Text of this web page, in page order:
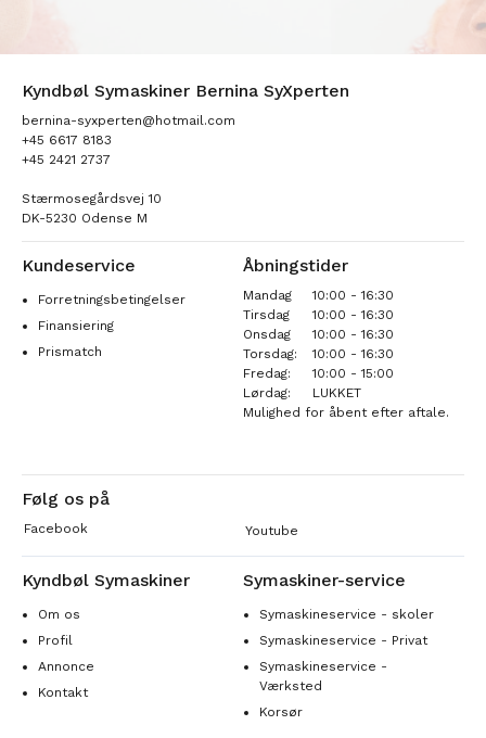
Kyndbøl Symaskiner Bernina SyXperten
bernina-syxperten@hotmail.com
+45 6617 8183
+45 2421 2737
Stærmosegårdsvej 10
DK-5230 Odense M
Kundeservice
Forretningsbetingelser
Finansiering
Prismatch
Åbningstider
Mandag
10:00 - 16:30
Tirsdag
10:00 - 16:30
Onsdag
10:00 - 16:30
Torsdag:
10:00 - 16:30
Fredag:
10:00 - 15:00
Lørdag:
LUKKET
Mulighed for åbent efter aftale.
Følg os på
Facebook Youtube
Kyndbøl Symaskiner
Om os
Profil
Annonce
Kontakt
Symaskiner-service
Symaskineservice - skoler
Symaskineservice - Privat
Symaskineservice -
Værksted
Korsør